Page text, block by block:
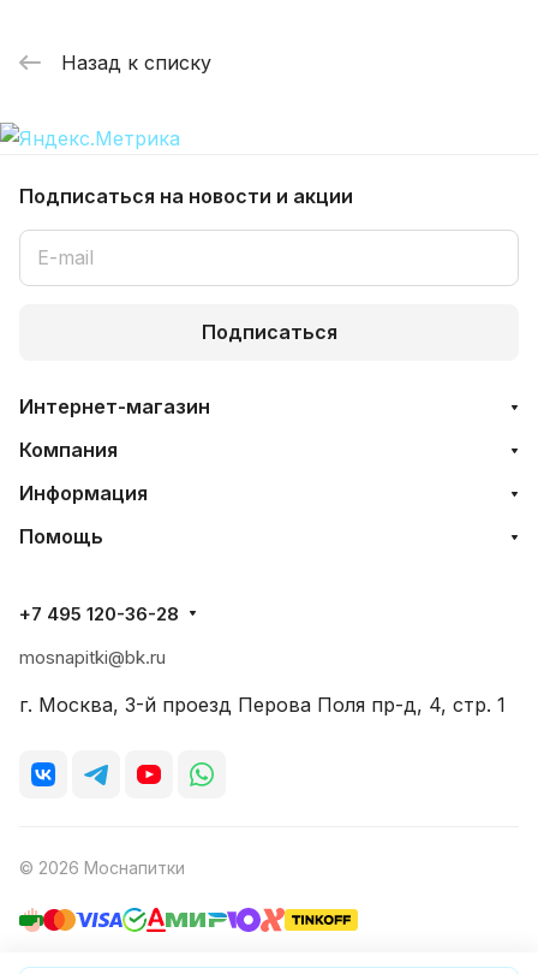
Назад к списку
Подписаться на новости и акции
Подписаться
Интернет-магазин
Компания
Информация
Помощь
+7 495 120-36-28
mosnapitki@bk.ru
г. Москва, 3-й проезд Перова Поля пр-д, 4, стр. 1
© 2026 Моснапитки